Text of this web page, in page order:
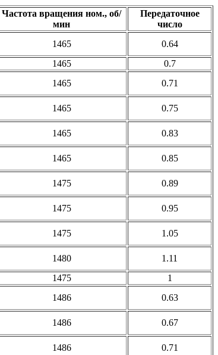
Частота вращения ном., об/
мин
Передаточное
число
1465
0.64
1465
0.7
1465
0.71
1465
0.75
1465
0.83
1465
0.85
1475
0.89
1475
0.95
1475
1.05
1480
1.11
1475
1
1486
0.63
1486
0.67
1486
0.71